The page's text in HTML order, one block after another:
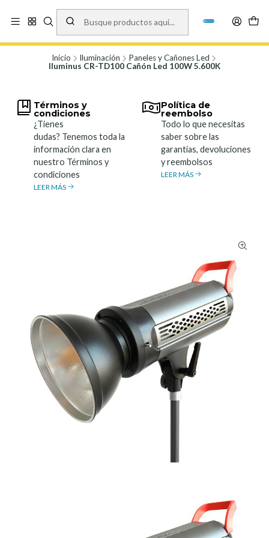
Vísita nuestro local en Los Agustinos 5478, Ñuñoa. Lunes a Viernes 9.30 a
19.00, Sábados 10:00 a 19:00 y Domingos de 10:00 a 17:00
Inicio Iluminación
Paneles y Cañones Led
Iluminus CR-TD100 Cañón Led 100W 5.600K
Términos y
condiciones
¿Tienes
dudas? Tenemos toda la
información clara en
nuestro Términos y
condiciones
LEER MÁS
Política de
reembolso
Todo lo que necesitas
saber sobre las
garantías, devoluciones
y reembolsos
LEER MÁS